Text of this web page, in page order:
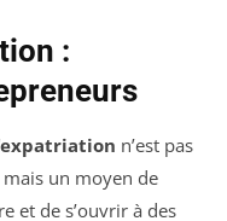
:
n’est pas
un moyen de
et de s’ouvrir à des